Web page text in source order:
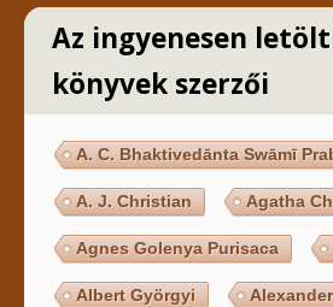
Az ingyenesen
könyvek szerzői
A. C. Bhaktivedānta Swāmī
A. J. Christian Agatha
Agnes Golenya Purisaca
Albert Györgyi